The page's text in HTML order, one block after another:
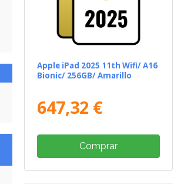
Apple iPad 2025 11th Wifi/ A16
Bionic/ 256GB/ Amarillo
647,32 €
Comprar